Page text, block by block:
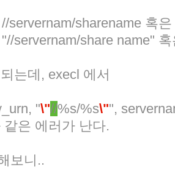
servernam/sharename 혹은
servernam/share name" 혹
는데, execl 에서
"\"//%s/%s\"",
은 에러가 난다.
보니..